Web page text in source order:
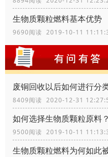
生物质颗粒燃料基本优势
9690阅读 2019-10-11
废铜回收以后如何进行分
8409阅读 2020-12-31
如何选择生物质颗粒原料？
9500阅读 2019-10-11
生物质颗粒燃料为何如此